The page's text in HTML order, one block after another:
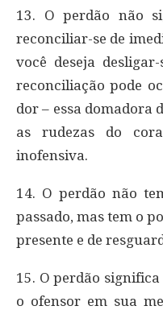
13. O perdão não
reconciliar-se de
você deseja
reconciliação pode
dor – essa domadora
as rudezas do
inofensiva.
14. O perdão não
passado, mas tem o
presente e de
15. O perdão
o ofensor em sua